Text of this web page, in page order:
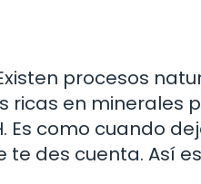
procesos
ricas en minerales
como cuando
des cuenta. Así